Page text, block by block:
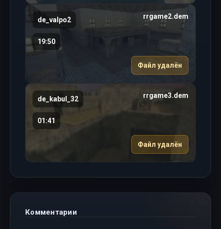
rrgame2.dem
de_valpo2
19:50
Файл удалён
rrgame3.dem
de_kabul_32
01:41
Файл удалён
Комментарии